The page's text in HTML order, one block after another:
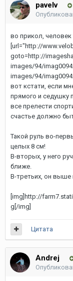
pavelv
во прикол, человек
[url="http://
goto=http://
images/94/
images/94/
вот кстати, если
прямого и седушку
все прелести
счастье должно
Такой руль во-
целых 8 см!
В-вторых, у него
ближе.
В-третьих, он выше
[img]http://
g[/img]
Цитата
Andrej